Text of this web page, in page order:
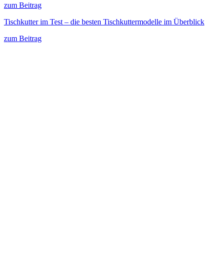
zum Beitrag
Tischkutter im Test – die besten Tischkuttermodelle im Überblick
zum Beitrag